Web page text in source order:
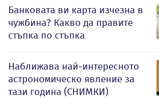
Банковата ви карта изчезна в
чужбина? Какво да правите
стъпка по стъпка
Наближава най-интересното
астрономическо явление за
тази година (СНИМКИ)